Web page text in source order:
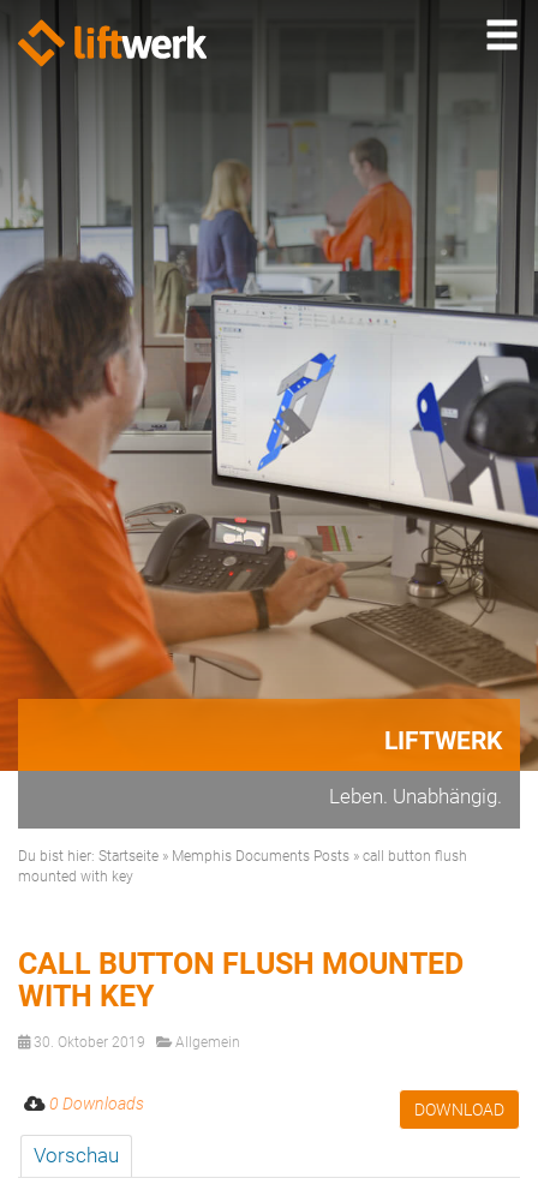
LIFTWERK
Leben. Unabhängig.
Du bist hier: Startseite » Memphis Documents Posts » call button flush
mounted with key
CALL BUTTON FLUSH MOUNTED
WITH KEY
30. Oktober 2019 Allgemein
DOWNLOAD
0 Downloads
Vorschau